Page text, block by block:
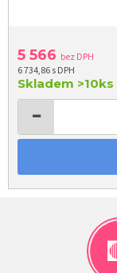
5 566 bez DPH
6 734,86 s DPH
Skladem >10ks
−